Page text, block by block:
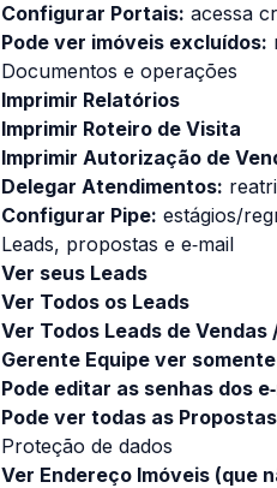
Configurar Portais: acessa
Pode ver imóveis excluídos:
Documentos e operações
Imprimir Relatórios
Imprimir Roteiro de Visita
Imprimir Autorização de
Delegar Atendimentos:
Configurar Pipe: estágios/
Leads, propostas e e‑mail
Ver seus Leads
Ver Todos os Leads
Ver Todos Leads de Vendas
Gerente Equipe ver
Pode editar as senhas dos
Pode ver todas as Propostas
Proteção de dados
Ver Endereço Imóveis (que